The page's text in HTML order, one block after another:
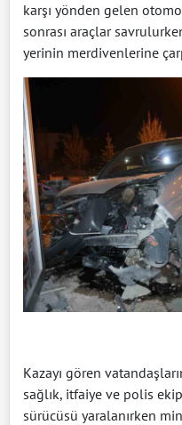
karşı yönden gelen
sonrası araçlar
yerinin merdivenlerine
Kazayı gören
sağlık, itfaiye ve polis
sürücüsü yaralanırken